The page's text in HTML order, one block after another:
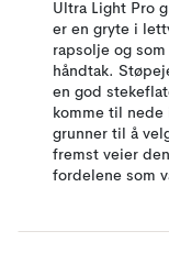
Ultra Light Pro
er en gryte i
rapsolje og
håndtak.
en god
komme til nede
grunner til å
fremst veier
fordelene som